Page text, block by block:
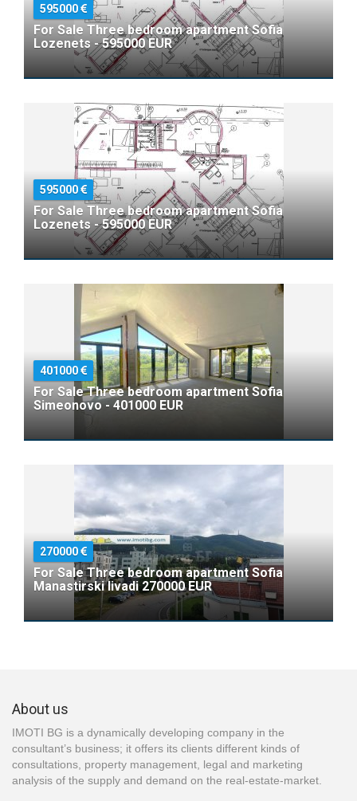
595000
For Sale Three bedroom apartment Sofia
Lozenets - 595000 EUR
595000
For Sale Three bedroom apartment Sofia
Lozenets - 595000 EUR
401000
For Sale Three bedroom apartment Sofia
Simeonovo - 401000 EUR
270000
For Sale Three bedroom apartment Sofia
Manastirski livadi 270000 EUR
About us
IMOTI BG is a dynamically developing company in the
consultant’s business; it offers its clients different kinds of
consultations, property management, legal and marketing
analysis of the supply and demand on the real-estate-market.